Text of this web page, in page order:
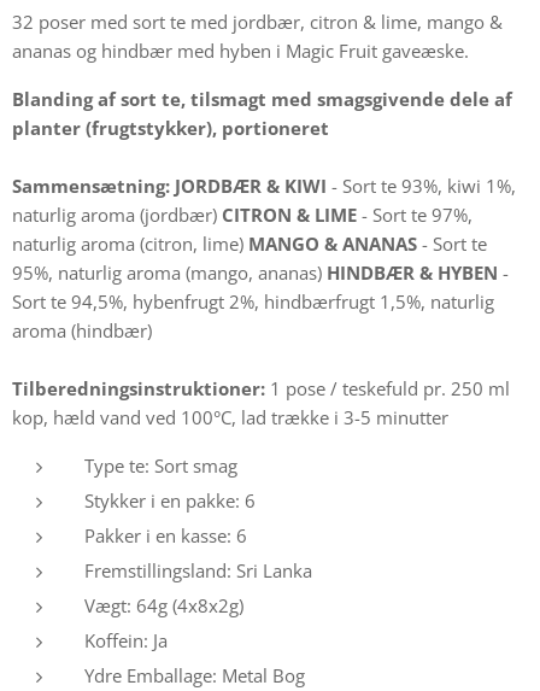
32 poser med sort te med jordbær, citron & lime, mango &
ananas og hindbær med hyben i Magic Fruit gaveæske.
Blanding af sort te, tilsmagt med smagsgivende dele af
planter (frugtstykker), portioneret
Sammensætning: JORDBÆR & KIWI - Sort te 93%, kiwi 1%,
naturlig aroma (jordbær) CITRON & LIME - Sort te 97%,
naturlig aroma (citron, lime) MANGO & ANANAS - Sort te
95%, naturlig aroma (mango, ananas) HINDBÆR & HYBEN -
Sort te 94,5%, hybenfrugt 2%, hindbærfrugt 1,5%, naturlig
aroma (hindbær)
Tilberedningsinstruktioner: 1 pose / teskefuld pr. 250 ml
kop, hæld vand ved 100°C, lad trække i 3-5 minutter
Type te: Sort smag
Stykker i en pakke: 6
Pakker i en kasse: 6
Fremstillingsland: Sri Lanka
Vægt: 64g (4x8x2g)
Koffein: Ja
Ydre Emballage: Metal Bog